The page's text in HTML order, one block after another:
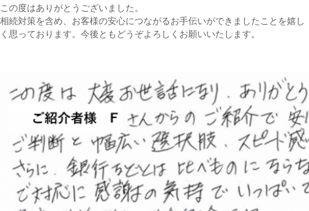
この度はありがとうございました。
相続対策を含め、お客様の安心につながるお手伝いができましたことを嬉し
く思っております。今後ともどうぞよろしくお願いいたします。